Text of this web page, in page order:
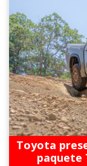
Toyota
paquete